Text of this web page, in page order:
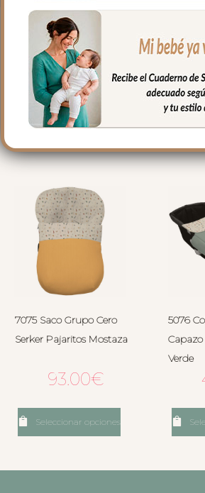
7075 Saco Grupo Cero
Serker Pajaritos Mostaza
93.00€
Seleccionar opciones
5076
Verde